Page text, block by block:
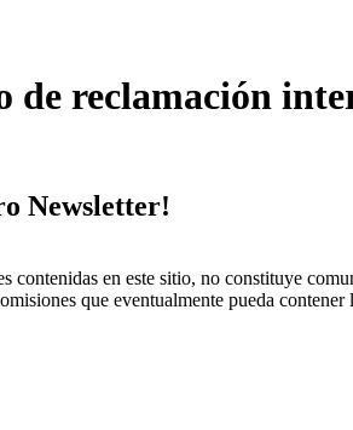
de reclamación
Newsletter!
contenidas en este sitio, no constituye
que eventualmente pueda